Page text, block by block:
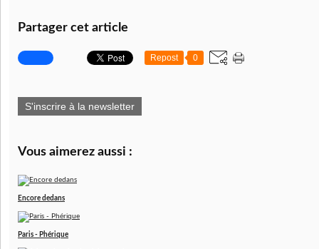
Partager cet article
Repost 0
S'inscrire à la newsletter
Vous aimerez aussi :
Encore dedans
Paris - Phérique